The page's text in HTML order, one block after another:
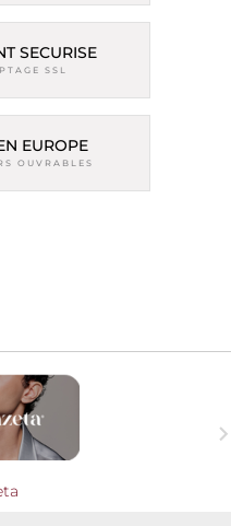
SECURISE
SSL
EUROPE
OUVRABLES